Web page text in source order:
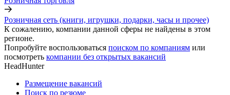
Розничная сеть (книги, игрушки, подарки, часы и прочее)
К сожалению, компании данной сферы не найдены в этом
регионе.
Попробуйте воспользоваться поиском по компаниям или
посмотреть компании без открытых вакансий
HeadHunter
Размещение вакансий
Поиск по резюме